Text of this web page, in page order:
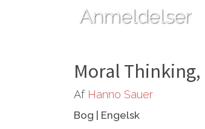
Anmeldelser
Moral Thinking,
Af Hanno Sauer
Bog Engelsk